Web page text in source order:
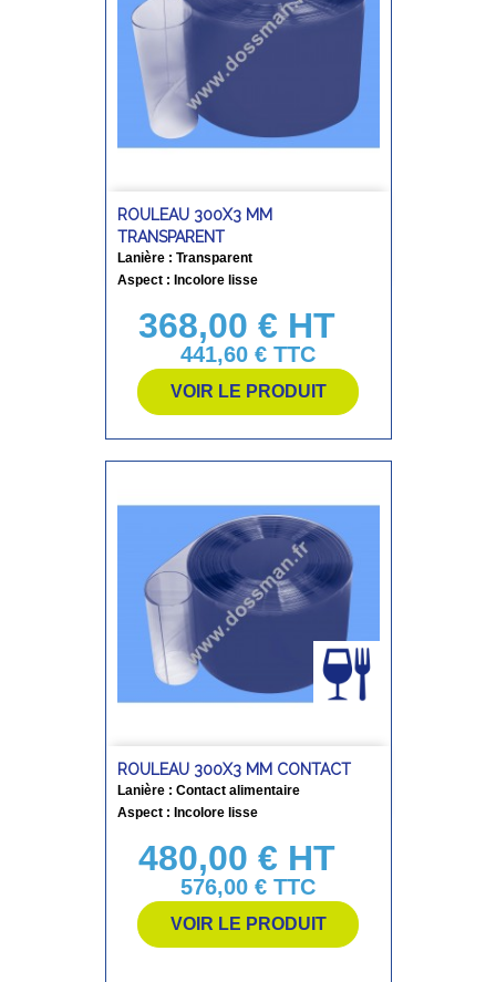
ROULEAU 300X3 MM
TRANSPARENT
Lanière : Transparent
Aspect : Incolore lisse
Prix
368,00 € HT
441,60 € TTC
VOIR LE PRODUIT
ROULEAU 300X3 MM CONTACT
Lanière : Contact alimentaire
Aspect : Incolore lisse
Prix
480,00 € HT
576,00 € TTC
VOIR LE PRODUIT